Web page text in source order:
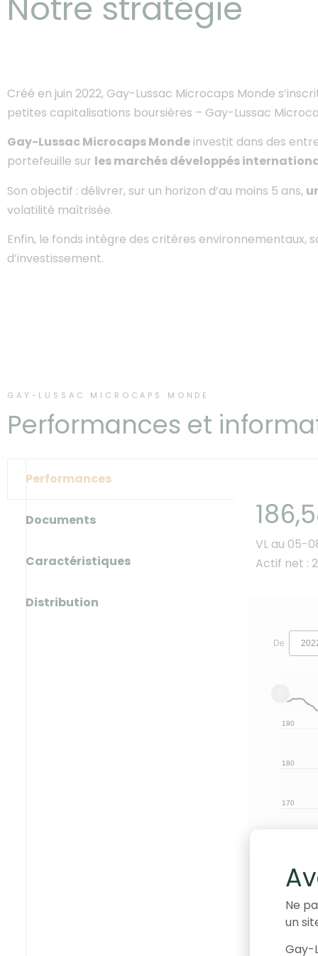
Créé en juin 2022, Gay-Lussac Microcaps Monde
petites capitalisations boursières – Gay-Lussac
Gay-Lussac Microcaps Monde investit dans des
portefeuille sur les marchés développés
Son objectif : délivrer, sur un horizon d’au moins 5 ans,
volatilité maîtrisée.
Enfin, le fonds intègre des critères environnementaux,
d’investissement.
Notre objectif de
horizon
GAY-LUSSAC MICROCAPS MONDE
Performances et
Performances
Documents
Caractéristiques
Distribution
VL au 05-
Actif net :
De
150
140
120
110
170
180
190
200
2022
2027
Ne
un
Gay-